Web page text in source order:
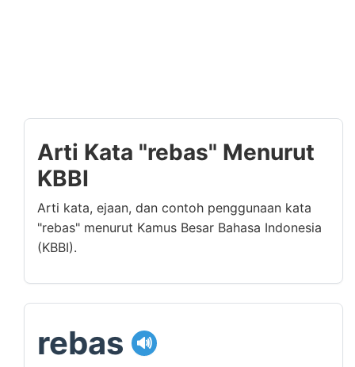
Arti Kata "rebas" Menurut
KBBI
Arti kata, ejaan, dan contoh penggunaan kata
"rebas" menurut Kamus Besar Bahasa Indonesia
(KBBI).
rebas 🔊